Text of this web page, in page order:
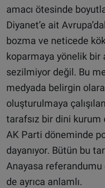
amacı ötesinde
Diyanet’e ait
bozma ve neticede
koparmaya yönelik bir
sezilmiyor değil. Bu
medyada belirgin
oluşturulmaya
tarafsız bir dini kurum
AK Parti döneminde
dayanıyor. Bütün bu
Anayasa
de ayrıca anlamlı.